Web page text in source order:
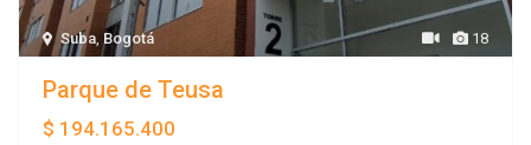
18
Suba Bogotá
Parque de Teusa
$ 194.165.400